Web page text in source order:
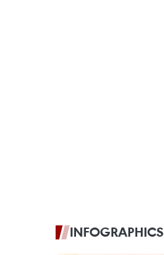
INFOGRAPHICS